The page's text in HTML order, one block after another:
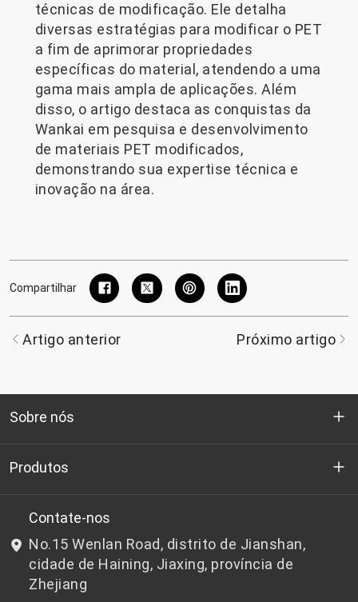
técnicas de modificação. Ele detalha
diversas estratégias para modificar o PET
a fim de aprimorar propriedades
específicas do material, atendendo a uma
gama mais ampla de aplicações. Além
disso, o artigo destaca as conquistas da
Wankai em pesquisa e desenvolvimento
de materiais PET modificados,
demonstrando sua expertise técnica e
inovação na área.
Compartilhar
Artigo anterior Próximo artigo
Sobre nós
Quem somos
P&D
Notícias e Eventos
política de Privacidade
Produtos
Chips de PET de qualidade para garrafas
Chips de PET não adequados para garrafas
Contate-nos
No.15 Wenlan Road, distrito de Jianshan,
cidade de Haining, Jiaxing, província de
Zhejiang